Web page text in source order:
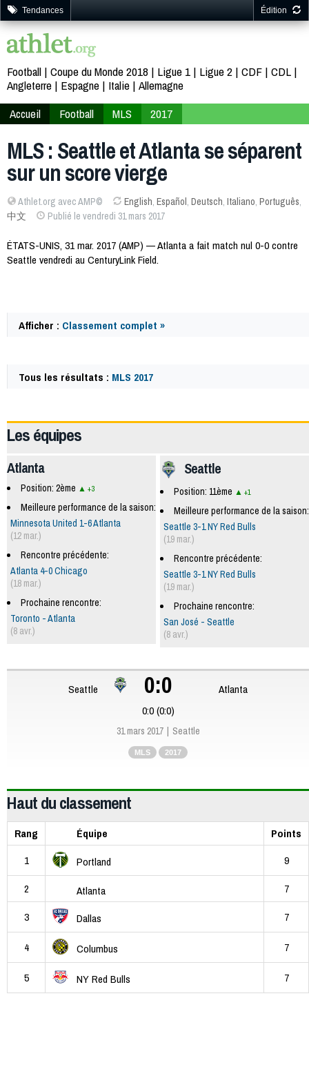
Tendances Édition
Football Coupe du Monde 2018 Ligue 1 Ligue 2 CDF CDL
Angleterre
Espagne Italie Allemagne
Accueil
Football MLS 2017
MLS : Seattle et Atlanta se séparent
sur un score vierge
Athlet.org avec AMP© English, Español, Deutsch, Italiano, Português,
中文
Publié le vendredi 31 mars 2017
ÉTATS-UNIS, 31 mar. 2017 (AMP) — Atlanta a fait match nul 0-0 contre
Seattle vendredi au CenturyLink Field.
Afficher : Classement complet »
Tous les résultats : MLS 2017
Les équipes
Seattle
Position: 11ème +1
Meilleure performance de la saison:
Seattle 3-1 NY Red Bulls
(19 mar.)
Rencontre précédente:
Seattle 3-1 NY Red Bulls
(19 mar.)
Prochaine rencontre:
San José - Seattle
(8 avr.)
Atlanta
Position: 2ème +3
Meilleure performance de la saison:
Minnesota United 1-6 Atlanta
(12 mar.)
Rencontre précédente:
Atlanta 4-0 Chicago
(18 mar.)
Prochaine rencontre:
Toronto - Atlanta
(8 avr.)
Seattle 0:0
Atlanta
0:0 (0:0)
31 mars 2017 Seattle
MLS 2017
Haut du classement
Rang Équipe
Points
1
Portland
9
2
Atlanta
7
3
Dallas 7
4 Columbus 7
5 NY Red Bulls 7